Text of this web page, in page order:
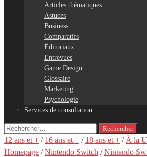
Articles thématiques
Astuces
Business
Comparatifs
Éditoriaux
Entrevues
Game Design
Glossaire
Marketing
Psychologie
Services de consultation
Rechercher :
12 ans et + / 16 ans et + / 18 ans et + / À la
Homepage /Nintendo Switch /Nintendo